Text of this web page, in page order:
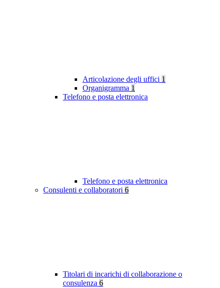
Articolazione degli uffici 1
Organigramma 1
Telefono e posta elettronica
Telefono e posta elettronica
Consulenti e collaboratori 6
Titolari di incarichi di collaborazione o
consulenza 6